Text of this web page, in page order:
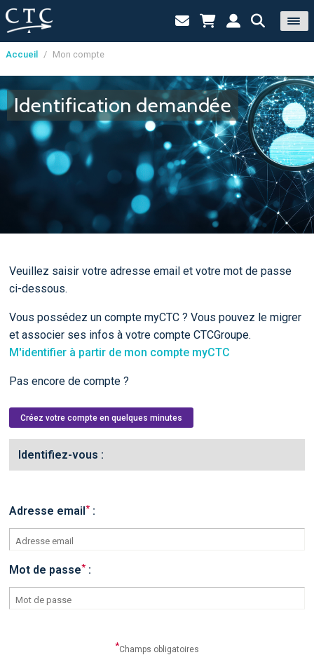
Panneau de gestion des cookies
Accueil / Mon compte
Identification demandée
Veuillez saisir votre adresse email et votre mot de passe
ci-dessous.
Vous possédez un compte myCTC ? Vous pouvez le migrer
et associer ses infos à votre compte CTCGroupe.
M'identifier à partir de mon compte myCTC
Pas encore de compte ?
Créez votre compte en quelques minutes
Identifiez-vous :
Adresse email*:
Mot de passe*:
*Champs obligatoires